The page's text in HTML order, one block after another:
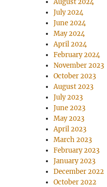
July 2024
June 2024
May 2024
April 2024
February 2024
November 2023
October 2023
August 2023
July 2023
June 2023
May 2023
April 2023
March 2023
February 2023
January 2023
December 2022
October 2022